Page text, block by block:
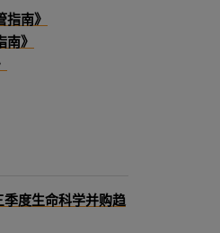
南》
》
度生命科学并购趋